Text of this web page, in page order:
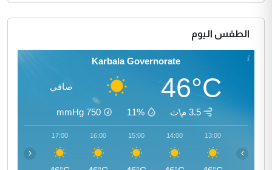
الطقس اليوم
Karbala Governorate
46°C صافي
3.5 م\ث 11%
750
mmHg
13:00
14:00
15:00
16:00
17:00
‹ ›